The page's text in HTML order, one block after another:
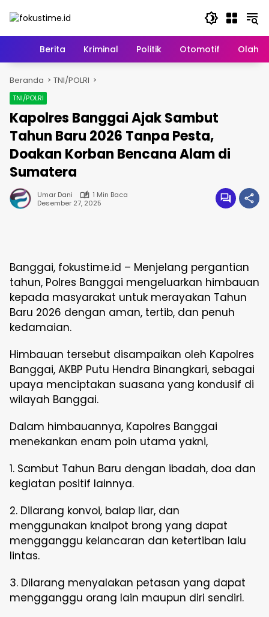
HomeBerita Kriminal Politik Otomotif
Beranda TNI/POLRI
TNI/POLRI
Kapolres Banggai Ajak Sambut
Tahun Baru 2026 Tanpa Pesta,
Doakan Korban Bencana Alam di
Sumatera
Umar Dani
1 Min Baca
Desember 27, 2025
Banggai, fokustime.id – Menjelang pergantian
tahun, Polres Banggai mengeluarkan himbauan
kepada masyarakat untuk merayakan Tahun
Baru 2026 dengan aman, tertib, dan penuh
kedamaian.
Himbauan tersebut disampaikan oleh Kapolres
Banggai, AKBP Putu Hendra Binangkari, sebagai
upaya menciptakan suasana yang kondusif di
wilayah Banggai.
Dalam himbauannya, Kapolres Banggai
menekankan enam poin utama yakni,
1. Sambut Tahun Baru dengan ibadah, doa dan
kegiatan positif lainnya.
2. Dilarang konvoi, balap liar, dan
menggunakan knalpot brong yang dapat
mengganggu kelancaran dan ketertiban lalu
lintas.
3. Dilarang menyalakan petasan yang dapat
mengganggu orang lain maupun diri sendiri.